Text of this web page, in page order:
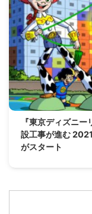
『東京ディズニ
設工事が進む
がスタート